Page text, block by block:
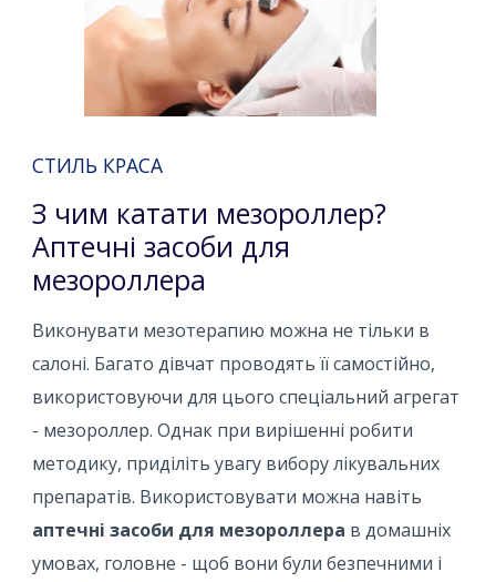
СТИЛЬ КРАСА
З чим катати мезороллер?
Аптечні засоби для
мезороллера
Виконувати мезотерапию можна не тільки в
салоні. Багато дівчат проводять її самостійно,
використовуючи для цього спеціальний агрегат
- мезороллер. Однак при вирішенні робити
методику, приділіть увагу вибору лікувальних
препаратів. Використовувати можна навіть
аптечні засоби для мезороллера в домашніх
умовах, головне - щоб вони були безпечними і